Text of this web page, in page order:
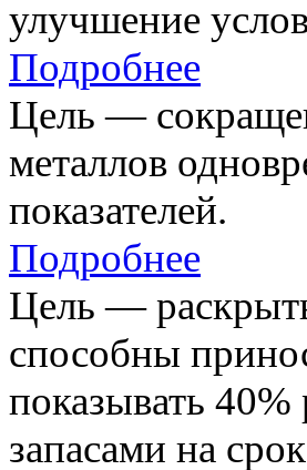
улучшение
Подробнее
Цель —
металлов
показателей.
Подробнее
Цель —
способны
показывать
запасами на